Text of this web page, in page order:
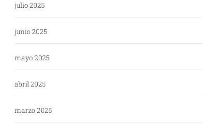
julio 2025
junio 2025
mayo 2025
abril 2025
marzo 2025